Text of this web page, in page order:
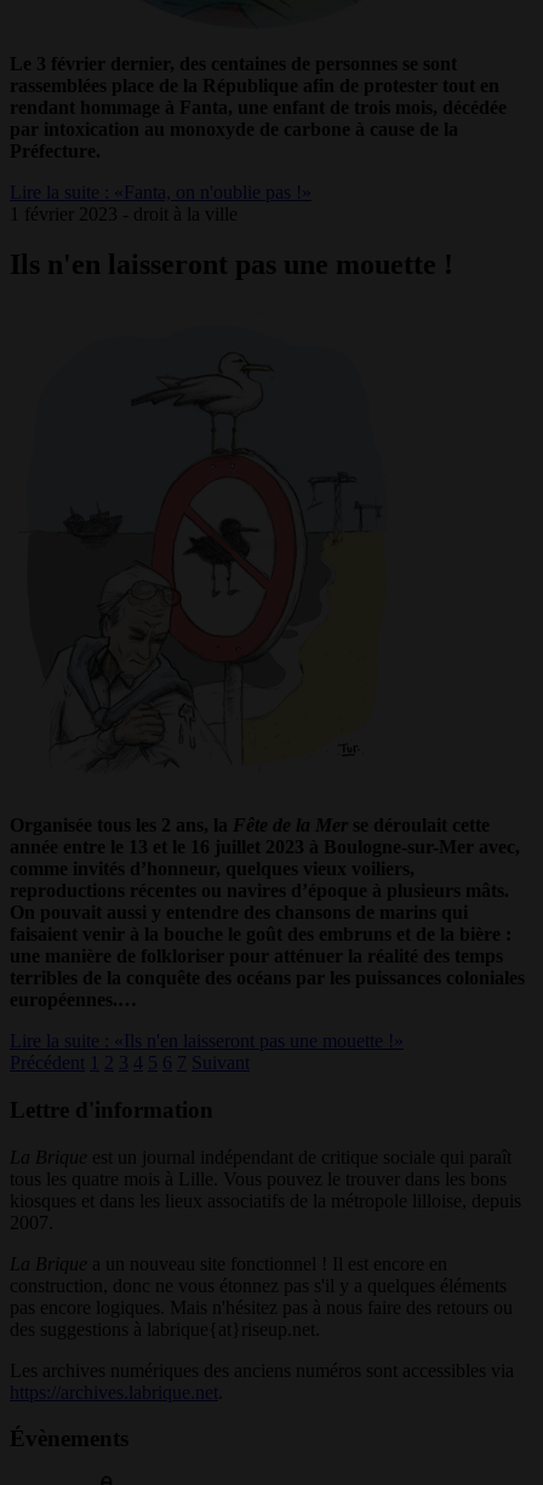
Le 3 février dernier, des centaines de personnes se sont
rassemblées place de la République afin de protester tout en
rendant hommage à Fanta, une enfant de trois mois, décédée
par intoxication au monoxyde de carbone à cause de la
Préfecture.
Lire la suite : «Fanta, on n'oublie pas !»
1 février 2023 - droit à la ville
Ils n'en laisseront pas une mouette !
Organisée tous les 2 ans, la Fête de la Mer se déroulait cette
année entre le 13 et le 16 juillet 2023 à Boulogne-sur-Mer avec,
comme invités d’honneur, quelques vieux voiliers,
reproductions récentes ou navires d’époque à plusieurs mâts.
On pouvait aussi y entendre des chansons de marins qui
faisaient venir à la bouche le goût des embruns et de la bière :
une manière de folkloriser pour atténuer la réalité des temps
terribles de la conquête des océans par les puissances coloniales
européennes.…
Lire la suite : «Ils n'en laisseront pas une mouette !»
Précédent
3 4 5 6 7 Suivant
Lettre d'information
La Brique est un journal indépendant de critique sociale qui paraît
tous les quatre mois à Lille. Vous pouvez le trouver dans les bons
kiosques et dans les lieux associatifs de la métropole lilloise, depuis
2007.
La Brique a un nouveau site fonctionnel ! Il est encore en
construction, donc ne vous étonnez pas s'il y a quelques éléments
pas encore logiques. Mais n'hésitez pas à nous faire des retours ou
des suggestions à labrique{at}riseup.net.
Les archives numériques des anciens numéros sont accessibles via
https://archives.labrique.net
Évènements